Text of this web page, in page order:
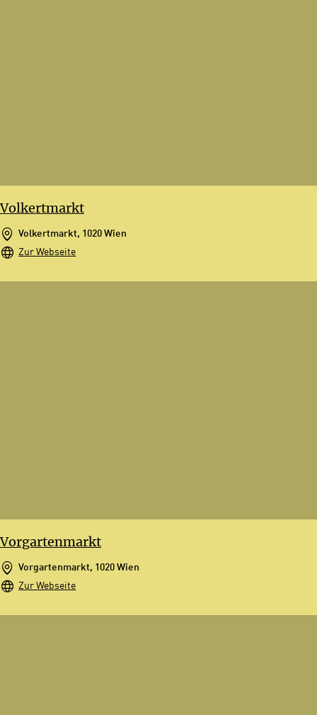
Volkertmarkt
Volkertmarkt, 1020 Wien
Zur Webseite
Vorgartenmarkt
Vorgartenmarkt, 1020 Wien
Zur Webseite